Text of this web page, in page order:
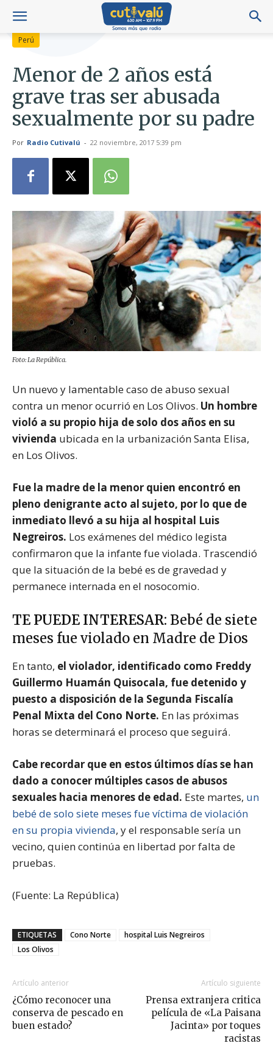
Perú
Menor de 2 años está
grave tras ser abusada
sexualmente por su padre
Por Radio Cutivalú - 22 noviembre, 2017 5:39 pm
Foto: La República.
Un nuevo y lamentable caso de abuso sexual
contra un menor ocurrió en Los Olivos. Un hombre
violó a su propio hija de solo dos años en su
vivienda ubicada en la urbanización Santa Elisa,
en Los Olivos.
Fue la madre de la menor quien encontró en
pleno denigrante acto al sujeto, por lo que de
inmediato llevó a su hija al hospital Luis
Negreiros. Los exámenes del médico legista
confirmaron que la infante fue violada. Trascendió
que la situación de la bebé es de gravedad y
permanece internada en el nosocomio.
TE PUEDE INTERESAR: Bebé de siete
meses fue violado en Madre de Dios
En tanto, el violador, identificado como Freddy
Guillermo Huamán Quisocala, fue detenido y
puesto a disposición de la Segunda Fiscalía
Penal Mixta del Cono Norte. En las próximas
horas se determinará el proceso que seguirá.
Cabe recordar que en estos últimos días se han
dado a conocer múltiples casos de abusos
sexuales hacia menores de edad. Este martes, un
bebé de solo siete meses fue víctima de violación
en su propia vivienda, y el responsable sería un
vecino, quien continúa en libertad por falta de
pruebas.
(Fuente: La República)
ETIQUETAS Cono Norte
hospital Luis Negreiros
Los Olivos
Artículo anterior
¿Cómo reconocer una
conserva de pescado en
buen estado?
Artículo siguiente
Prensa extranjera critica
película de «La Paisana
Jacinta» por toques
racistas